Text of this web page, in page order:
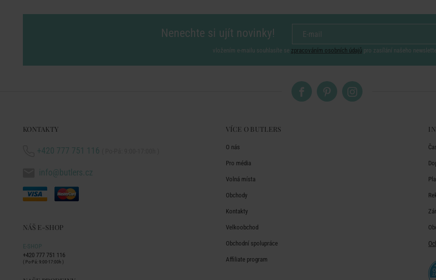
Nenechte si ujít novinky!
vložením e-mailu souhlasíte se zpracováním osobních údajů pro zasílání našeho
KONTAKTY
+420 777 751 116
info@butlers.cz
NÁŠ E-SHOP
E-SHOP
+420 777 751 116
( Po-Pá: 9:00-17:00h )
VÍCE O BUTLERS
O nás
Pro média
Volná místa
Obchody
Kontakty
Velkoobchod
Obchodní spolupráce
Affiliate program